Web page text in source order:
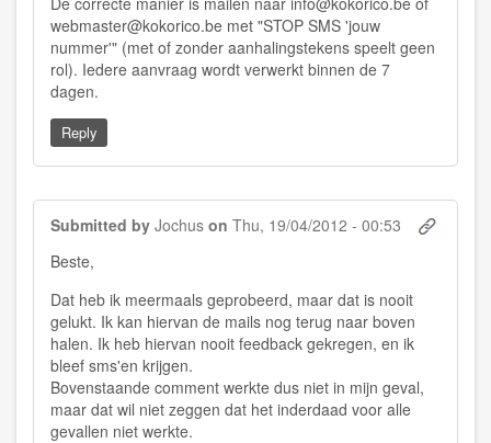
webmaster@kokorico.be met "STOP SMS 'jouw
nummer'" (met of zonder aanhalingstekens speelt geen
rol). Iedere aanvraag wordt verwerkt binnen de 7
dagen.
Reply
Submitted by Jochus on Thu, 19/04/2012 - 00:53
Beste,
Dat heb ik meermaals geprobeerd, maar dat is nooit
gelukt. Ik kan hiervan de mails nog terug naar boven
halen. Ik heb hiervan nooit feedback gekregen, en ik
bleef sms'en krijgen.
Bovenstaande comment werkte dus niet in mijn geval,
maar dat wil niet zeggen dat het inderdaad voor alle
gevallen niet werkte.